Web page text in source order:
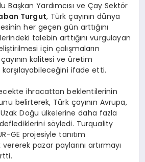
Başkan Yardımcısı ve Çay Sektör
Turgut, Türk çayının dünya
her geçen gün arttığını
talebin arttığını vurgulayan
için çalışmaların
kalitesi ve üretim
ifade etti.
ihracattan beklentilerinin
belirterek, Türk çayının Avrupa,
Doğu ülkelerine daha fazla
söyledi. Turquality
GE projesiyle tanıtım
pazar paylarını artırmayı